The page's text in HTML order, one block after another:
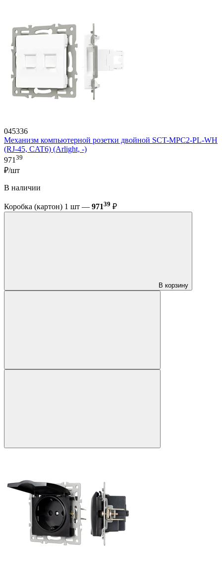
045336
Механизм компьютерной розетки двойной SCT-MPC2-PL-WH
(RJ-45, CAT6) (Arlight, -)
971 39
₽/шт
В наличии
Коробка (картон) 1 шт — 97139 ₽
В корзину